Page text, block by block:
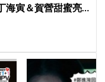
海寅＆賀營甜蜜亮